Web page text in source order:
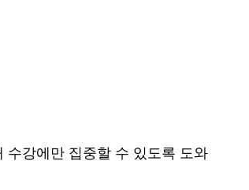
수강에만 집중할 수 있도록 도와